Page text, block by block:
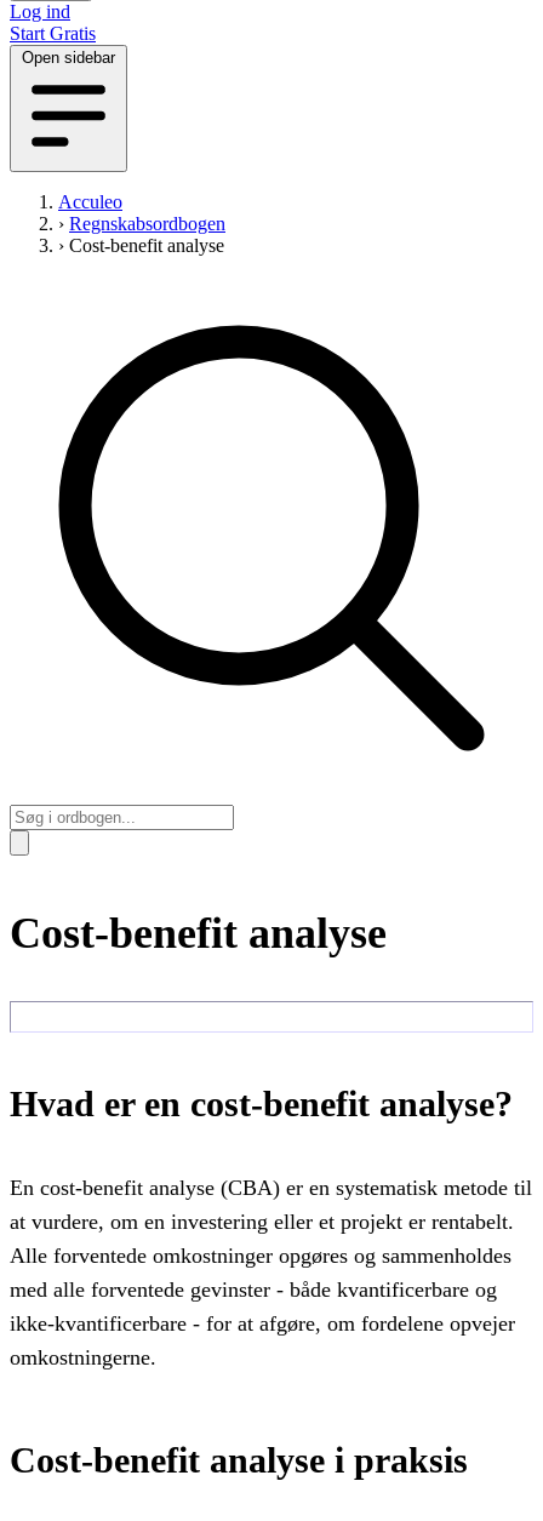
Log ind
Start Gratis
Open sidebar
Acculeo
› Regnskabsordbogen
› Cost-benefit analyse
Cost-benefit analyse
Hvad er en cost-benefit analyse?
En cost-benefit analyse (CBA) er en systematisk metode til
at vurdere, om en investering eller et projekt er rentabelt.
Alle forventede omkostninger opgøres og sammenholdes
med alle forventede gevinster - både kvantificerbare og
ikke-kvantificerbare - for at afgøre, om fordelene opvejer
omkostningerne.
Cost-benefit analyse i praksis